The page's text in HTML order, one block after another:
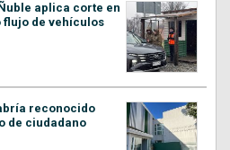
aplica corte en
flujo de vehículos
reconocido
de ciudadano